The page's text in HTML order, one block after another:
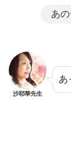
あ
沙耶華先生
あ